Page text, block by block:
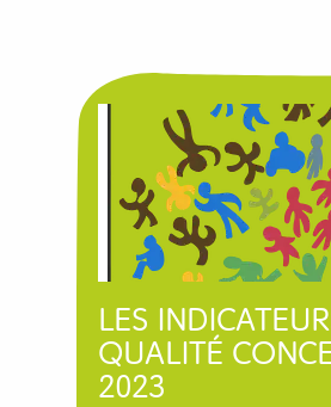
LES
QUALITÉ
2023